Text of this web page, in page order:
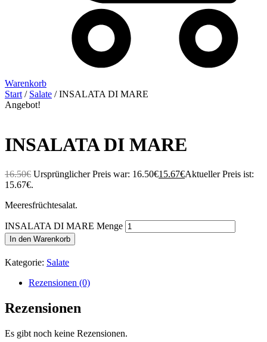
Warenkorb
Start / Salate / INSALATA DI MARE
Angebot!
INSALATA DI MARE
16.50€ Ursprünglicher Preis war: 16.50€15.67€Aktueller Preis ist:
15.67€.
Meeresfrüchtesalat.
INSALATA DI MARE Menge
In den Warenkorb
Kategorie: Salate
Rezensionen (0)
Rezensionen
Es gibt noch keine Rezensionen.